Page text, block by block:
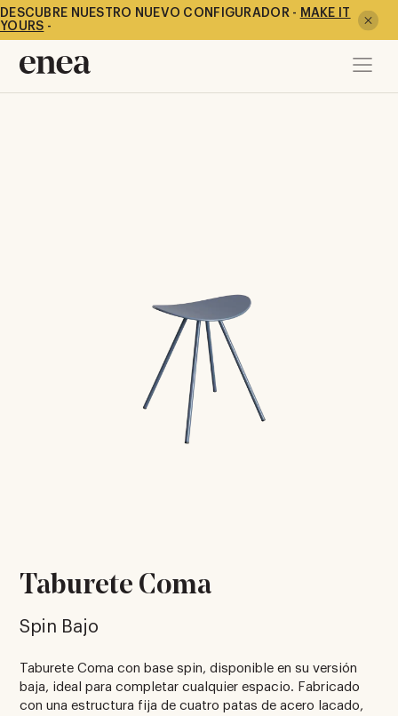
DESCUBRE NUESTRO NUEVO CONFIGURADOR - MAKE IT
YOURS -
Taburete Coma
Spin Bajo
Taburete Coma con base spin, disponible en su versión
baja, ideal para completar cualquier espacio. Fabricado
con una estructura fija de cuatro patas de acero lacado,